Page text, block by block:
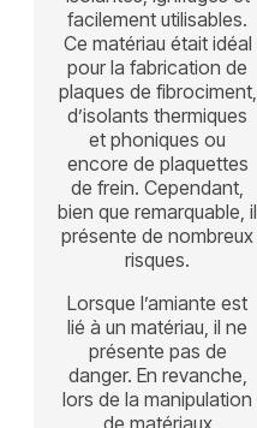
facilement utilisables.
Ce matériau était idéal
pour la fabrication de
plaques de fibrociment,
d’isolants thermiques
et phoniques ou
encore de plaquettes
de frein. Cependant,
bien que remarquable, il
présente de nombreux
risques.
Lorsque l’amiante est
lié à un matériau, il ne
présente pas de
danger. En revanche,
lors de la manipulation
de matériaux